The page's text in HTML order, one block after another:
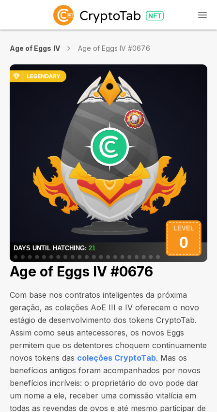
Age of Eggs IV Age of Eggs IV #0676
Age of Eggs IV #0676
Com base nos contratos inteligentes da próxima
geração, as coleções AoE III e IV oferecem o novo
estágio de desenvolvimento dos tokens CryptoTab.
Assim como seus antecessores, os novos Eggs
permitem que os detentores choquem continuamente
novos tokens das coleções CryptoTab. Mas os
benefícios antigos foram acompanhados por novos
benefícios incríveis: o proprietário do ovo pode dar
um nome a ele, receber uma comissão vitalícia em
todas as revendas de ovos e até mesmo participar de